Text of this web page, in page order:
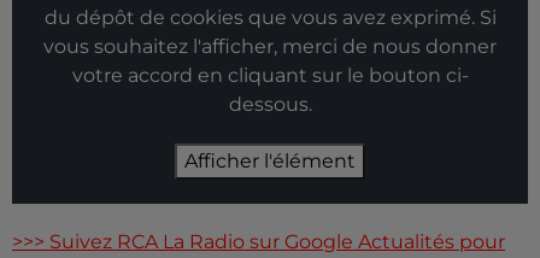
du dépôt de cookies que vous avez exprimé. Si
vous souhaitez l'afficher, merci de nous donner
votre accord en cliquant sur le bouton ci-
dessous.
Afficher l'élément
>>> Suivez RCA La Radio sur Google Actualités pour